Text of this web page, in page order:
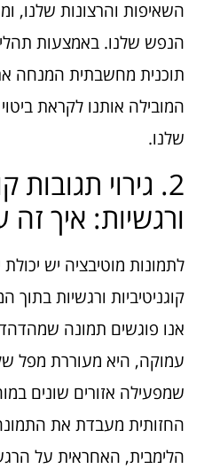
השאיפות והרצונות שלנו,
הנפש שלנו. באמצעות
תוכנית מחשבתית המנחה
המובילה אותנו לקראת
שלנו.
2. גירוי תגובות
ורגשיות: איך זה
לתמונות מוטיבציה יש יכולת
קוגניטיביות ורגשיות
אנו פוגשים תמונה
עמוקה, היא מעוררת מפל
שמפעילה אזורים שונים
החזותית מעבדת את
הלימבית, האחראית על